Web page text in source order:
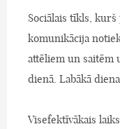
Sociālais tīkls,
komunikācija
attēliem un saitēm
dienā. Labākā
Visefektīvākais